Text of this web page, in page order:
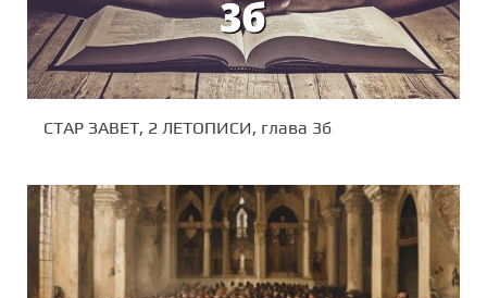
СТАР ЗАВЕТ, 2 ЛЕТОПИСИ, глава 3б